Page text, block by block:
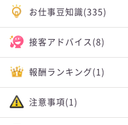
お仕事豆知識(335)
接客アドバイス (8)
報酬ランキング (1)
注意事項(1)